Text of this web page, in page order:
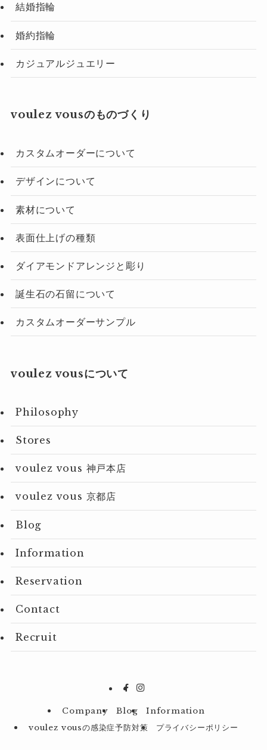
結婚指輪
婚約指輪
カジュアルジュエリー
voulez vousのものづくり
カスタムオーダーについて
デザインについて
素材について
表面仕上げの種類
ダイアモンドアレンジと彫り
誕生石の石留について
カスタムオーダーサンプル
voulez vousについて
Philosophy
Stores
voulez vous 神戸本店
voulez vous 京都店
Blog
Information
Reservation
Contact
Recruit
Company Blog
Information
voulez vousの感染症予防対策
プライバシーポリシー